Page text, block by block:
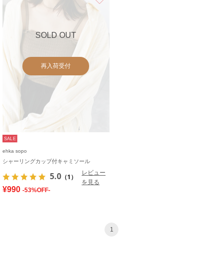
SOLD OUT
再入荷受付
SALE
ehka sopo
シャーリングカップ付キャミソール
5.0 （1）
レビュー
を見る
¥990 -53%OFF-
1